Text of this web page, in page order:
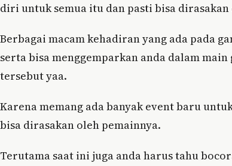
diri untuk semua itu dan pasti bisa dirasakan
Berbagai macam kehadiran yang ada pada
serta bisa menggemparkan anda dalam
tersebut yaa.
Karena memang ada banyak event baru
bisa dirasakan oleh pemainnya.
Terutama saat ini juga anda harus tahu